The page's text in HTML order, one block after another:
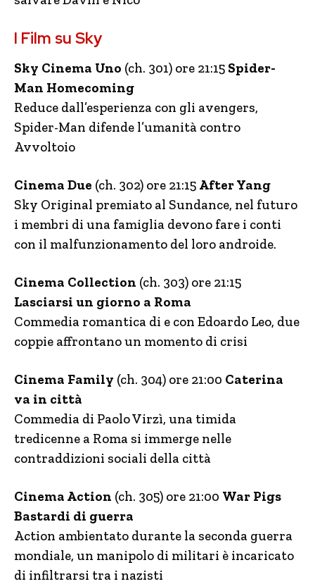
I Film su Sky
Sky Cinema Uno (ch. 301) ore 21:15 Spider-
Man Homecoming
Reduce dall’esperienza con gli avengers,
Spider-Man difende l’umanità contro
Avvoltoio
Cinema Due (ch. 302) ore 21:15 After Yang
Sky Original premiato al Sundance, nel futuro
i membri di una famiglia devono fare i conti
con il malfunzionamento del loro androide.
Cinema Collection (ch. 303) ore 21:15
Lasciarsi un giorno a Roma
Commedia romantica di e con Edoardo Leo, due
coppie affrontano un momento di crisi
Cinema Family (ch. 304) ore 21:00 Caterina
va in città
Commedia di Paolo Virzì, una timida
tredicenne a Roma si immerge nelle
contraddizioni sociali della città
Cinema Action (ch. 305) ore 21:00 War Pigs
Bastardi di guerra
Action ambientato durante la seconda guerra
mondiale, un manipolo di militari è incaricato
di infiltrarsi tra i nazisti